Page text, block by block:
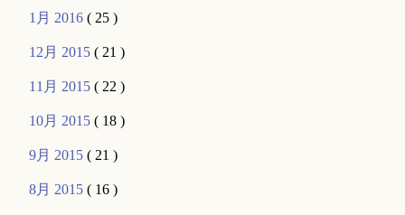
1月 2016( 25 )
12月 2015( 21 )
11月 2015( 22 )
10月 2015( 18 )
9月 2015( 21 )
8月 2015( 16 )